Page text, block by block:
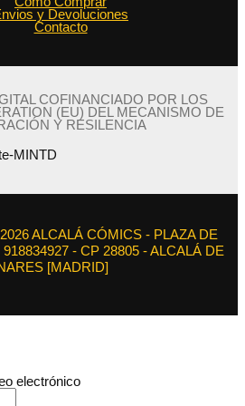
y Devoluciones
Contacto
COFINANCIADO POR LOS
(EU) DEL MECANISMO DE
Y RESILENCIA
ALCALÁ CÓMICS - PLAZA DE
- CP 28805 - ALCALÁ DE
[MADRID]
electrónico